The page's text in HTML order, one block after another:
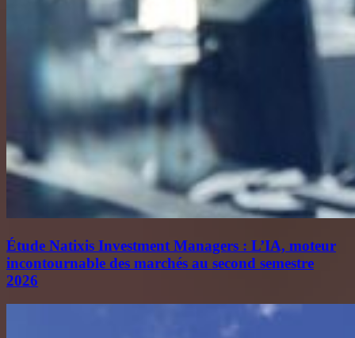
Étude Natixis Investment Managers : L’IA, moteur
incontournable des marchés au second semestre
2026